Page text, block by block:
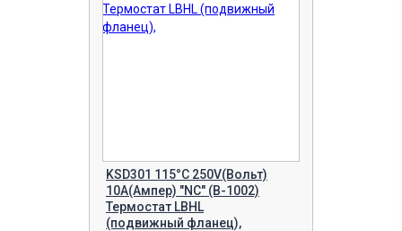
KSD301 115°C 250V(Вольт)
10A(Ампер) "NC" (B-1002)
Термостат LBHL
(подвижный фланец),